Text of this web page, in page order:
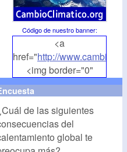
Código de nuestro banner:
<a
href="http://
<img border="0"
align="middle"
src="http://
alt="CambioClimatico.org"
/></a>
de las siguientes
del
global te